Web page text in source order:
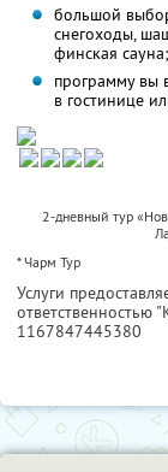
большой
снегоходы,
финская сауна;
программу вы
в гостинице
2-дневный тур
* Чарм Тур
Услуги
ответственностью
1167847445380